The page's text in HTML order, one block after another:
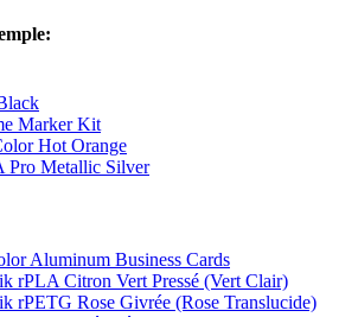
Marker Kit
Hot Orange
Pro Metallic Silver
Aluminum Business Cards
rPLA Citron Vert Pressé (Vert Clair)
rPETG Rose Givrée (Rose Translucide)